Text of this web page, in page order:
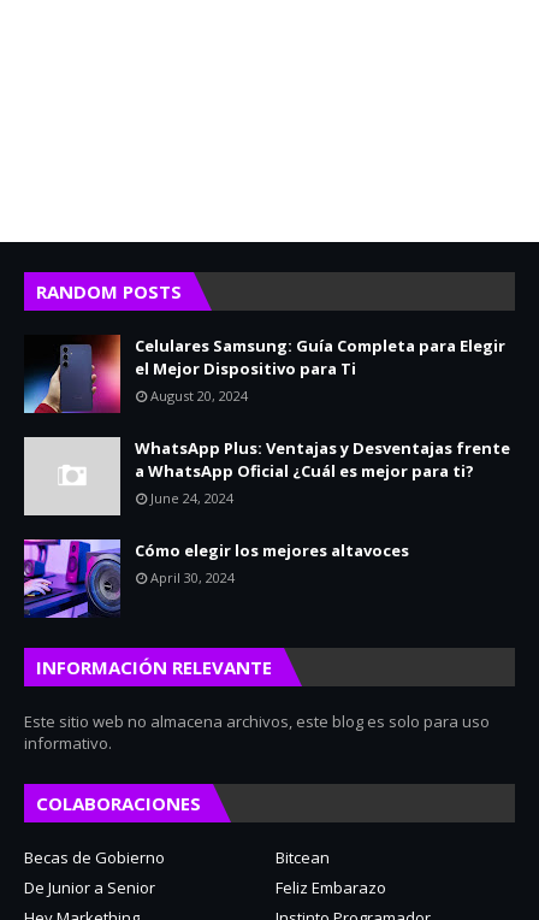
RANDOM POSTS
Celulares Samsung: Guía Completa para Elegir
el Mejor Dispositivo para Ti
August 20, 2024
WhatsApp Plus: Ventajas y Desventajas frente
a WhatsApp Oficial ¿Cuál es mejor para ti?
June 24, 2024
Cómo elegir los mejores altavoces
April 30, 2024
INFORMACIÓN RELEVANTE
Este sitio web no almacena archivos, este blog es solo para uso
informativo.
COLABORACIONES
Becas de Gobierno
Bitcean
De Junior a Senior
Feliz Embarazo